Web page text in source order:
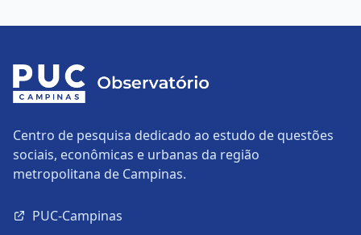
Centro de pesquisa dedicado ao estudo de questões
sociais, econômicas e urbanas da região
metropolitana de Campinas.
PUC-Campinas